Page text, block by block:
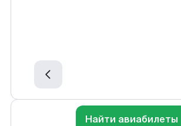
Найти авиабилеты